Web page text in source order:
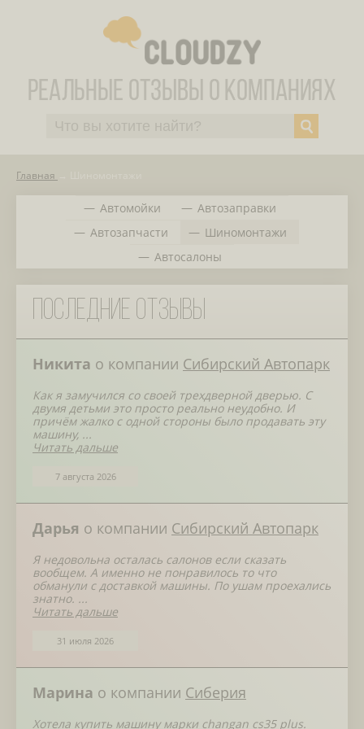
Главная
Автомойки
Автозаправки
Автозапчасти
Шиномонтажи
Автосалоны
Последние отзывы
Никита о компании Сибирский Автопарк
Как я замучился со своей трехдверной дверью. С
двумя детьми это просто реально неудобно. И
причём жалко с одной стороны было продавать эту
машину, ...
Читать дальше
7 августа 2026
Дарья о компании Сибирский Автопарк
Я недовольна осталась салонов если сказать
вообщем. А именно не понравилось то что
обманули с доставкой машины. По ушам проехались
знатно. ...
Читать дальше
31 июля 2026
Марина о компании Сиберия
Хотела купить машину марки changan cs35 plus.